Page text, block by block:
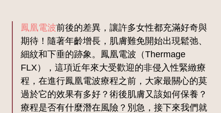
鳳凰電波前後的差異，讓許多女性都充滿好奇與
期待！隨著年齡增長，肌膚難免開始出現鬆弛、
細紋和下垂的跡象。鳳凰電波（Thermage
FLX），這項近年來大受歡迎的非侵入性緊緻療
程，在進行鳳凰電波療程之前，大家最關心的莫
過於它的效果有多好？術後肌膚又該如何保養？
療程是否有什麼潛在風險？別急，接下來我們就